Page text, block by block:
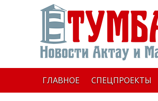
ГЛАВНОЕ СПЕЦПРОЕКТЫ